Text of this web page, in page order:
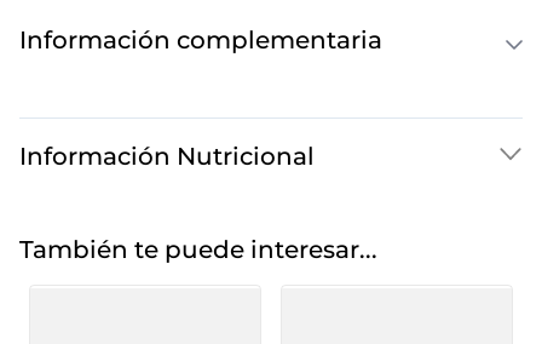
Información complementaria
Información Nutricional
También te puede interesar...